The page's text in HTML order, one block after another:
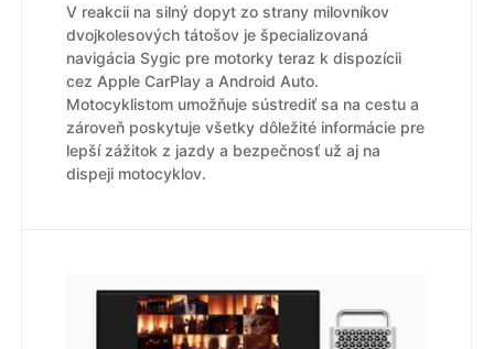
V reakcii na silný dopyt zo strany milovníkov
dvojkolesových tátošov je špecializovaná
navigácia Sygic pre motorky teraz k dispozícii
cez Apple CarPlay a Android Auto.
Motocyklistom umožňuje sústrediť sa na cestu a
zároveň poskytuje všetky dôležité informácie pre
lepší zážitok z jazdy a bezpečnosť už aj na
dispeji motocyklov.